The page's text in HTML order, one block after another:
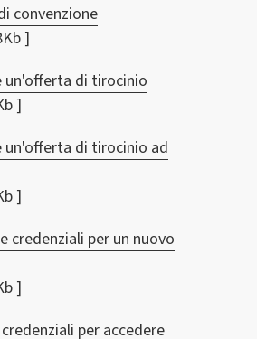
convenzione
]
un'offerta di tirocinio
]
un'offerta di tirocinio ad
]
credenziali per un nuovo
]
per accedere